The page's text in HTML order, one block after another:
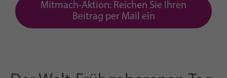
Mitmach-Aktion: Reichen Sie Ihren
Beitrag per Mail ein